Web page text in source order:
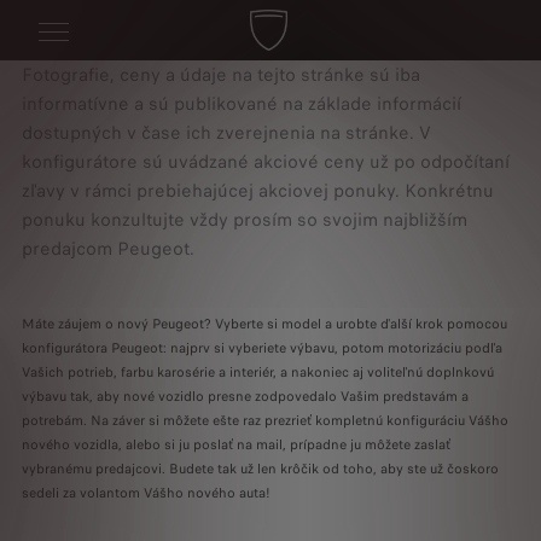
Fotografie, ceny a údaje na tejto stránke sú iba
informatívne a sú publikované na základe informácií
dostupných v čase ich zverejnenia na stránke. V
konfigurátore sú uvádzané akciové ceny už po odpočítaní
zľavy v rámci prebiehajúcej akciovej ponuky. Konkrétnu
ponuku konzultujte vždy prosím so svojim najbližším
predajcom Peugeot.
Máte záujem o nový Peugeot? Vyberte si model a urobte ďalší krok pomocou
konfigurátora Peugeot: najprv si vyberiete výbavu, potom motorizáciu podľa
Vašich potrieb, farbu karosérie a interiér, a nakoniec aj voliteľnú doplnkovú
výbavu tak, aby nové vozidlo presne zodpovedalo Vašim predstavám a
potrebám. Na záver si môžete ešte raz prezrieť kompletnú konfiguráciu Vášho
nového vozidla, alebo si ju poslať na mail, prípadne ju môžete zaslať
vybranému predajcovi. Budete tak už len krôčik od toho, aby ste už čoskoro
sedeli za volantom Vášho nového auta!